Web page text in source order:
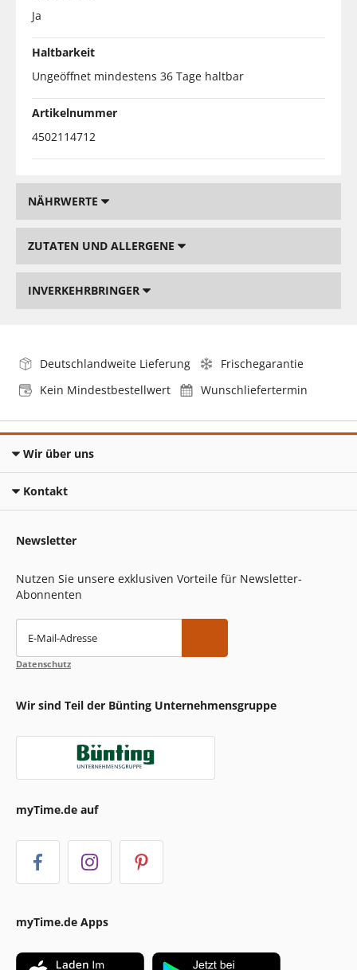
Ja
Haltbarkeit
Ungeöffnet mindestens 36 Tage haltbar
Artikelnummer
4502114712
NÄHRWERTE
ZUTATEN UND ALLERGENE
INVERKEHRBRINGER
Deutschlandweite Lieferung
Frischegarantie
Kein Mindestbestellwert
Wunschliefertermin
Wir über uns
Kontakt
Newsletter
Nutzen Sie unsere exklusiven Vorteile für Newsletter-
Abonnenten
E-Mail-Adresse
Datenschutz
Wir sind Teil der Bünting Unternehmensgruppe
myTime.de auf
myTime.de Apps